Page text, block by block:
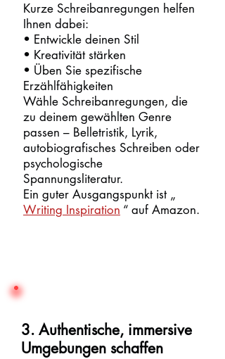
Kurze Schreibanregungen helfen
Ihnen dabei:
• Entwickle deinen Stil
• Kreativität stärken
• Üben Sie spezifische
Erzählfähigkeiten
Wähle Schreibanregungen, die
zu deinem gewählten Genre
passen – Belletristik, Lyrik,
autobiografisches Schreiben oder
psychologische
Spannungsliteratur.
Ein guter Ausgangspunkt ist „
Writing Inspiration “ auf Amazon.
3. Authentische, immersive
Umgebungen schaffen